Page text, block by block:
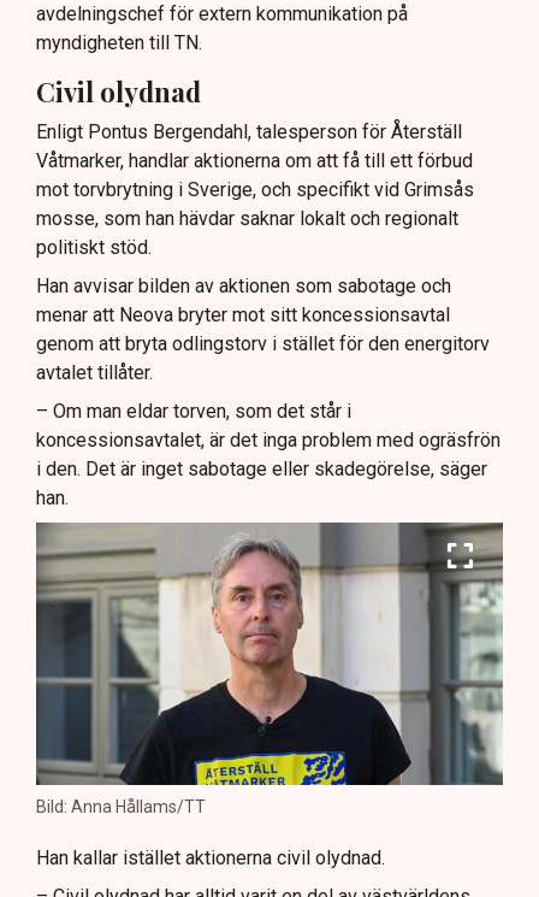
avdelningschef för extern kommunikation på
myndigheten till TN.
Civil olydnad
Enligt Pontus Bergendahl, talesperson för Återställ
Våtmarker, handlar aktionerna om att få till ett förbud
mot torvbrytning i Sverige, och specifikt vid Grimsås
mosse, som han hävdar saknar lokalt och regionalt
politiskt stöd.
Han avvisar bilden av aktionen som sabotage och
menar att Neova bryter mot sitt koncessionsavtal
genom att bryta odlingstorv i stället för den energitorv
avtalet tillåter.
– Om man eldar torven, som det står i
koncessionsavtalet, är det inga problem med ogräsfrön
i den. Det är inget sabotage eller skadegörelse, säger
han.
Bild: Anna Hållams/TT
Han kallar istället aktionerna civil olydnad.